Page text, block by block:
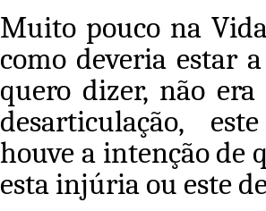
Muito pouco na
como deveria estar
quero dizer, não
desarticulação,
houve a intenção de
esta injúria ou este